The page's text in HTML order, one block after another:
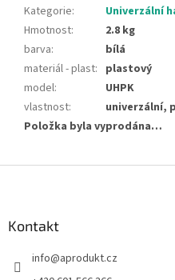
Kategorie:
Univerzální
Hmotnost:
2.8 kg
barva:
bílá
materiál - plast: plastový
model:
UHPK
vlastnost:
univerzální,
Položka byla vyprodána…
Kontakt
info@aprodukt.cz